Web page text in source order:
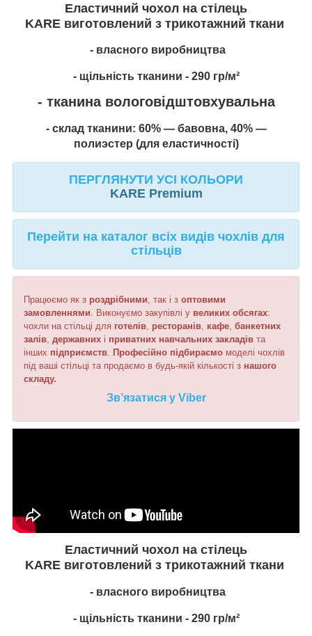
Еластичний чохол на стілець
KARE виготовлений з трикотажний ткани
- власного виробництва
- щільність тканини - 290 гр/м²
- тканина вологовідштовхувальна
- склад тканини: 60% — бавовна, 40% —
полиэстер (для еластичності)
ПЕРГЛЯНУТИ УСІ КОЛЬОРИ
KARE Premium
Перейти на каталог всіх видів чохлів для
стільців
Працюємо як з роздрібними, так і з оптовими
замовленнями. Виконуємо закупівлі у великих обсягах:
чохли на стільці для готелів, ресторанів, кафе, банкетних
залів, державних і приватних навчальних закладів та
інших підприємств. Професійно підбираємо моделі чохлів
під ваші стільці та продаємо в будь-якій кількості з нашого
складу.
Зв’язатися у Viber
Еластичний чохол на стілець
KARE виготовлений з трикотажний ткани
- власного виробництва
- щільність тканини - 290 гр/м²